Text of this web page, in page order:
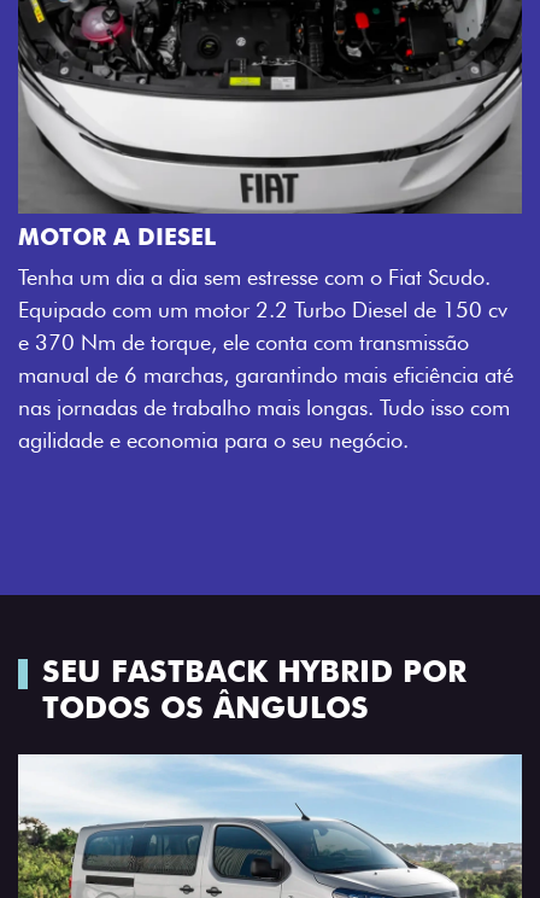
MOTOR A DIESEL
Tenha um dia a dia sem estresse com o Fiat Scudo.
Equipado com um motor 2.2 Turbo Diesel de 150 cv
e 370 Nm de torque, ele conta com transmissão
manual de 6 marchas, garantindo mais eficiência até
nas jornadas de trabalho mais longas. Tudo isso com
agilidade e economia para o seu negócio.
SEU FASTBACK HYBRID POR
TODOS OS ÂNGULOS